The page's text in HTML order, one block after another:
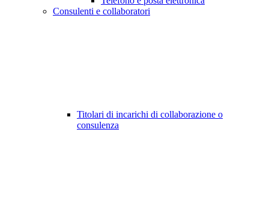
Consulenti e collaboratori
Titolari di incarichi di collaborazione o
consulenza